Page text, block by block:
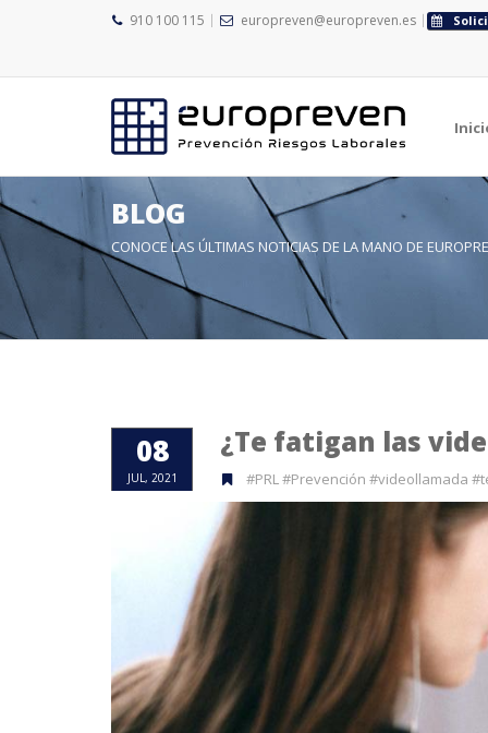
910 100 115 europreven@europreven.es
BLOG
CONOCE LAS ÚLTIMAS NOTICIAS DE LA MANO DE
08
JUL, 2021
¿Te fatigan las
#PRL #Prevención #videollamada